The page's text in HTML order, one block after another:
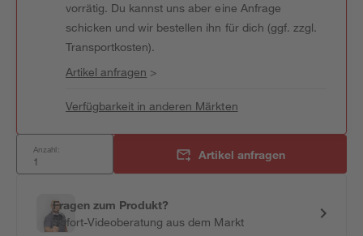
vorrätig. Du kannst uns aber eine Anfrage
schicken und wir bestellen ihn für dich (ggf. zzgl.
Transportkosten).
Artikel anfragen >
Verfügbarkeit in anderen Märkten
Anzahl: Artikel anfragen
Fragen zum Produkt?
Sofort-Videoberatung aus dem Markt